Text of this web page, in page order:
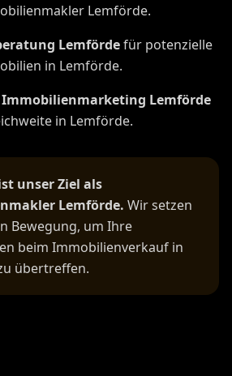
Lemförde.
Lemfördefür potenzielle
in Lemförde.
Immobilienmarketing Lemförde
in Lemförde.
unser Ziel als
Lemförde. Wir setzen
Bewegung, um Ihre
beim Immobilienverkauf in
übertreffen.